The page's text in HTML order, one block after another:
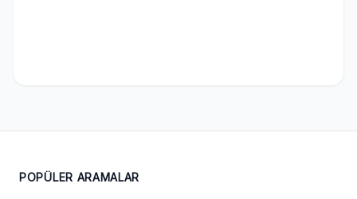
POPÜLER ARAMALAR